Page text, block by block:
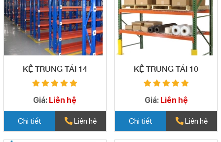
KỆ TRUNG TẢI 14
Giá: Liên hệ
Chi tiết Liên hệ
KỆ TRUNG TẢI 10
Giá: Liên hệ
Chi tiết Liên hệ